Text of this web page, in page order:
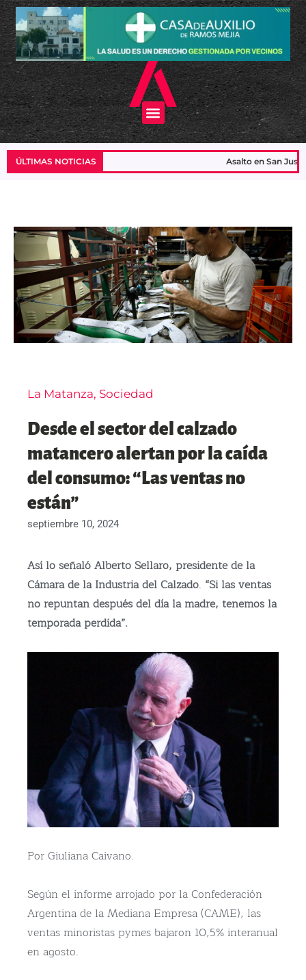
Ir
al
contenido
Menu
ÚLTIMAS NOTICIAS Asalto en San Justo:
La Matanza, Sociedad
Desde el sector del calzado
matancero alertan por la caída
del consumo: “Las ventas no
están”
septiembre 10, 2024
Así lo señaló Alberto Sellaro, presidente de la
Cámara de la Industria del Calzado. “Si las ventas
no repuntan después del día la madre, tenemos la
temporada perdida”.
Por Giuliana Caivano.
Según el informe arrojado por la Confederación
Argentina de la Mediana Empresa (CAME), las
ventas minoristas pymes bajaron 10,5% interanual
en agosto.